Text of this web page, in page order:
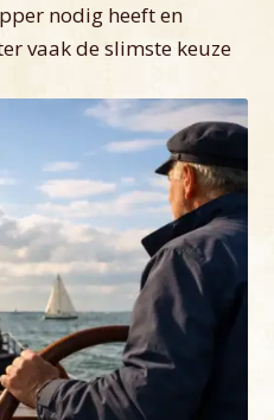
nodig heeft en
vaak de slimste keuze